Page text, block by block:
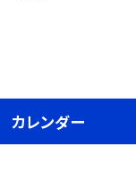
カレンダー